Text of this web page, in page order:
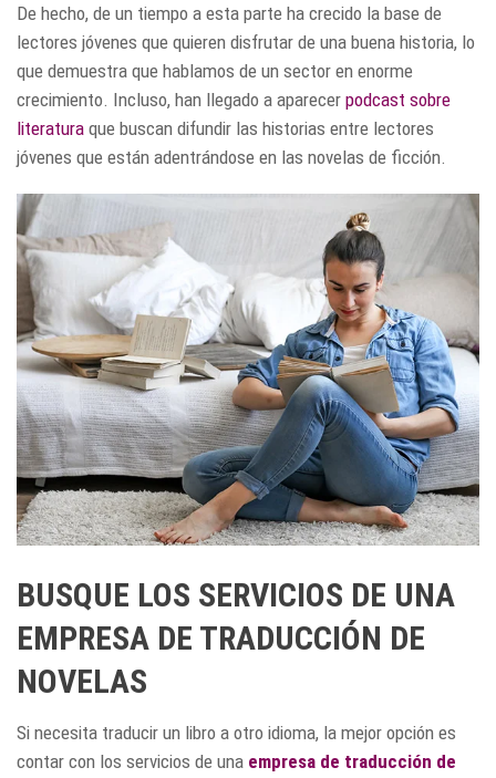
De hecho, de un tiempo a esta parte ha crecido la base de
lectores jóvenes que quieren disfrutar de una buena historia, lo
que demuestra que hablamos de un sector en enorme
crecimiento. Incluso, han llegado a aparecer podcast sobre
literatura que buscan difundir las historias entre lectores
jóvenes que están adentrándose en las novelas de ficción.
BUSQUE LOS SERVICIOS DE UNA
EMPRESA DE TRADUCCIÓN DE
NOVELAS
Si necesita traducir un libro a otro idioma, la mejor opción es
contar con los servicios de una empresa de traducción de